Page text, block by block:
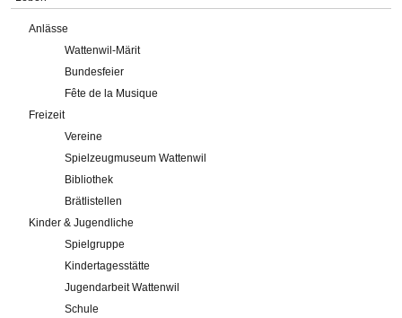
Anlässe
Wattenwil-Märit
Bundesfeier
Fête de la Musique
Freizeit
Vereine
Spielzeugmuseum Wattenwil
Bibliothek
Brätlistellen
Kinder & Jugendliche
Spielgruppe
Kindertagesstätte
Jugendarbeit Wattenwil
Schule